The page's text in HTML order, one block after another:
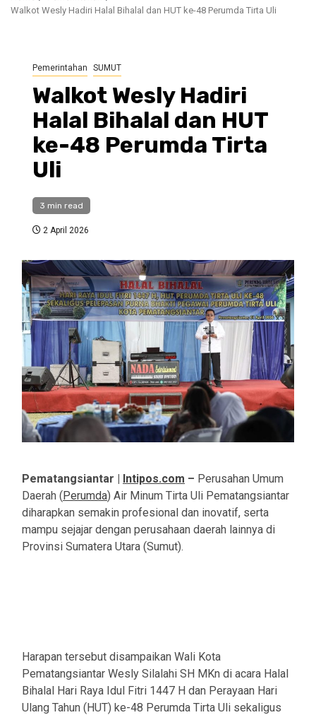
Walkot Wesly Hadiri Halal Bihalal dan HUT ke-48 Perumda Tirta Uli
Pemerintahan SUMUT
Walkot Wesly Hadiri
Halal Bihalal dan HUT
ke-48 Perumda Tirta
Uli
3 min read
2 April 2026
Pematangsiantar | Intipos.com – Perusahan Umum
Daerah (Perumda) Air Minum Tirta Uli Pematangsiantar
diharapkan semakin profesional dan inovatif, serta
mampu sejajar dengan perusahaan daerah lainnya di
Provinsi Sumatera Utara (Sumut).
Harapan tersebut disampaikan Wali Kota
Pematangsiantar Wesly Silalahi SH MKn di acara Halal
Bihalal Hari Raya Idul Fitri 1447 H dan Perayaan Hari
Ulang Tahun (HUT) ke-48 Perumda Tirta Uli sekaligus